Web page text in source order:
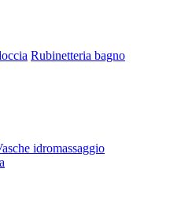
Rubinetteria bagno
idromassaggio